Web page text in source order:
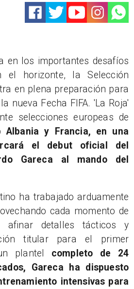
en los importantes desafíos
el horizonte, la Selección
en plena preparación para
nueva Fecha FIFA. 'La Roja'
selecciones europeas de
Albania y Francia, en una
el debut oficial del
Gareca al mando del
ha trabajado arduamente
cada momento de
afinar detalles tácticos y
titular para el primer
plantel completo de 24
Gareca ha dispuesto
intensivas para